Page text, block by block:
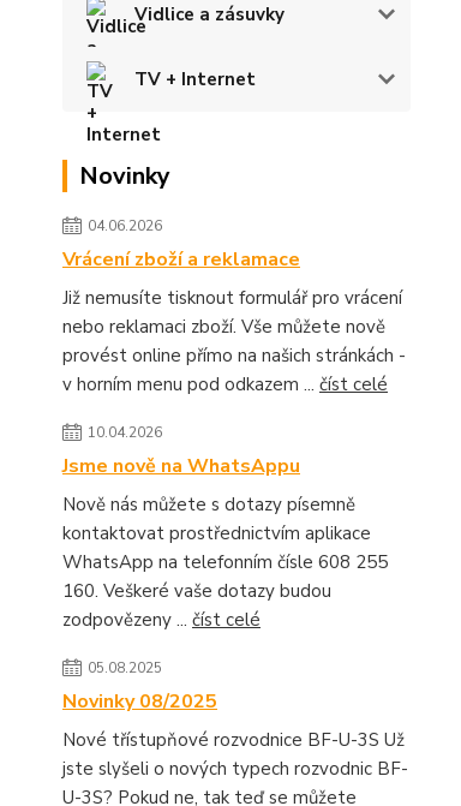
Vidlice a zásuvky
TV + Internet
Novinky
04.06.2026
Vrácení zboží a reklamace
Již nemusíte tisknout formulář pro vrácení
nebo reklamaci zboží. Vše můžete nově
provést online přímo na našich stránkách -
v horním menu pod odkazem ... číst celé
10.04.2026
Jsme nově na WhatsAppu
Nově nás můžete s dotazy písemně
kontaktovat prostřednictvím aplikace
WhatsApp na telefonním čísle 608 255
160. Veškeré vaše dotazy budou
zodpovězeny ... číst celé
05.08.2025
Novinky 08/2025
Nové třístupňové rozvodnice BF-U-3S Už
jste slyšeli o nových typech rozvodnic BF-
U-3S? Pokud ne, tak teď se můžete